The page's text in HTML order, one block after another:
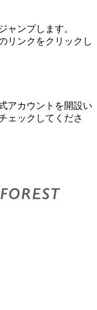
ャンプします。
リンクをクリックし
アカウントを開設い
ェックしてくださ